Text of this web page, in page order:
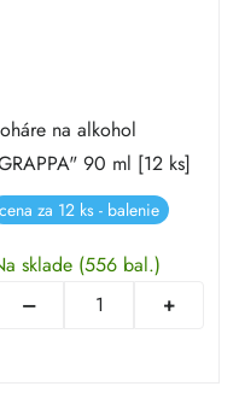
na alkohol
90 ml [12 ks]
cena za 12 ks - balenie
sklade (556 bal.)